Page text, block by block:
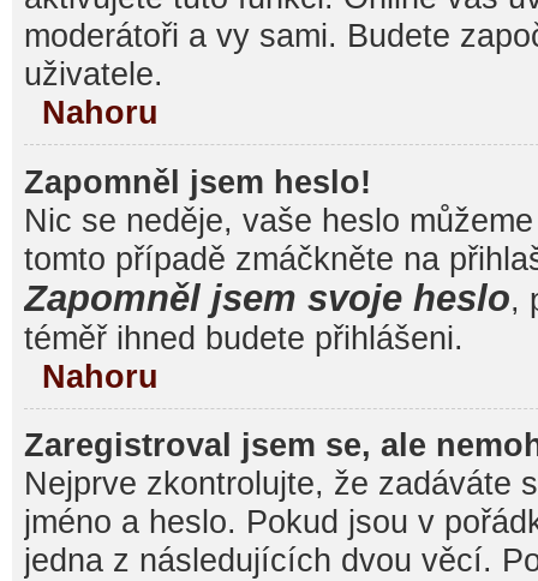
moderátoři a vy sami. Budete
uživatele.
Nahoru
Zapomněl jsem heslo!
Nic se neděje, vaše heslo
tomto případě zmáčkněte na
Zapomněl jsem svoje heslo,
téměř ihned budete přihlášeni.
Nahoru
Zaregistroval jsem se, ale
Nejprve zkontrolujte, že zadáváte
jméno a heslo. Pokud jsou v
jedna z následujících dvou věcí.